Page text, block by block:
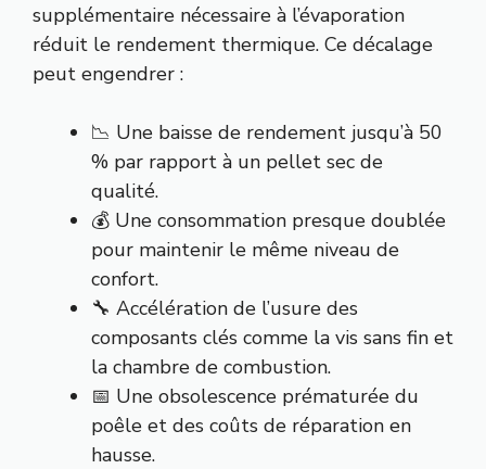
supplémentaire nécessaire à l’évaporation
réduit le rendement thermique. Ce décalage
peut engendrer :
📉 Une baisse de rendement jusqu’à 50
% par rapport à un pellet sec de
qualité.
💰 Une consommation presque doublée
pour maintenir le même niveau de
confort.
🔧 Accélération de l’usure des
composants clés comme la vis sans fin et
la chambre de combustion.
📅 Une obsolescence prématurée du
poêle et des coûts de réparation en
hausse.